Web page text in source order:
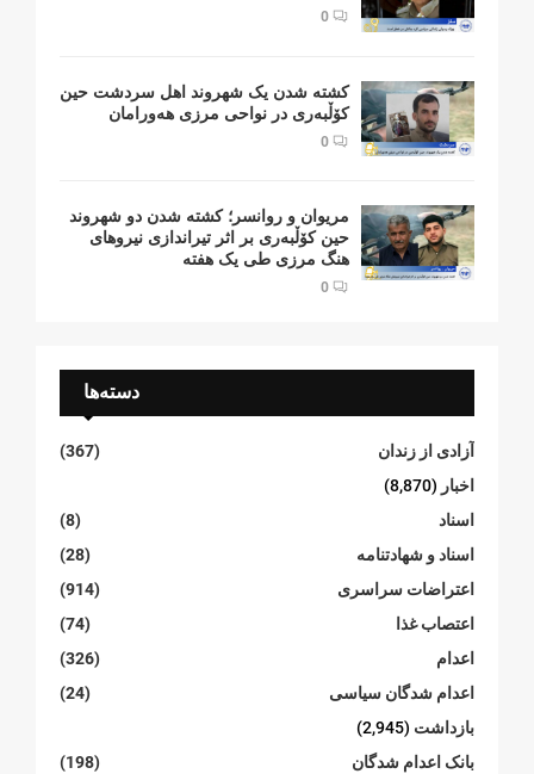
0
کشتە شدن یک شهروند اهل سردشت حین
کۆڵبەری در نواحی مرزی هەورامان
0
مریوان و روانسر؛ کشته شدن دو شهروند
حین کۆڵبەری بر اثر تیراندازی نیروهای
هنگ مرزی طی یک هفته
0
دسته‌ها
آزادی از زندان
(367)
اخبار (8,870)
اسناد
(8)
اسناد و شهادتنامە
(28)
اعتراضات سراسری
(914)
اعتصاب غذا
(74)
اعدام
(326)
اعدام شدگان سیاسی
(24)
بازداشت (2,945)
بانک اعدام شدگان
(198)